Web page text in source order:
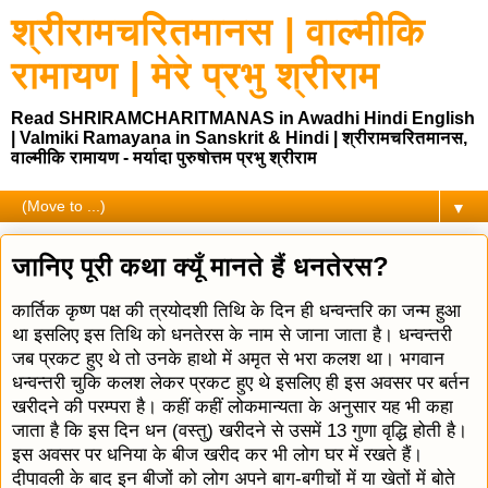
श्रीरामचरितमानस | वाल्मीकि
रामायण | मेरे प्रभु श्रीराम
Read SHRIRAMCHARITMANAS in Awadhi Hindi English
| Valmiki Ramayana in Sanskrit & Hindi | श्रीरामचरितमानस,
वाल्मीकि रामायण - मर्यादा पुरुषोत्तम प्रभु श्रीराम
▼
जानिए पूरी कथा क्यूँ मानते हैं धनतेरस?
कार्तिक कृष्ण पक्ष की त्रयोदशी तिथि के दिन ही धन्वन्तरि का जन्म हुआ
था इसलिए इस तिथि को धनतेरस के नाम से जाना जाता है। धन्वन्तरी
जब प्रकट हुए थे तो उनके हाथो में अमृत से भरा कलश था। भगवान
धन्वन्तरी चुकि कलश लेकर प्रकट हुए थे इसलिए ही इस अवसर पर बर्तन
खरीदने की परम्परा है। कहीं कहीं लोकमान्यता के अनुसार यह भी कहा
जाता है कि इस दिन धन (वस्तु) खरीदने से उसमें 13 गुणा वृद्धि होती है।
इस अवसर पर धनिया के बीज खरीद कर भी लोग घर में रखते हैं।
दीपावली के बाद इन बीजों को लोग अपने बाग-बगीचों में या खेतों में बोते